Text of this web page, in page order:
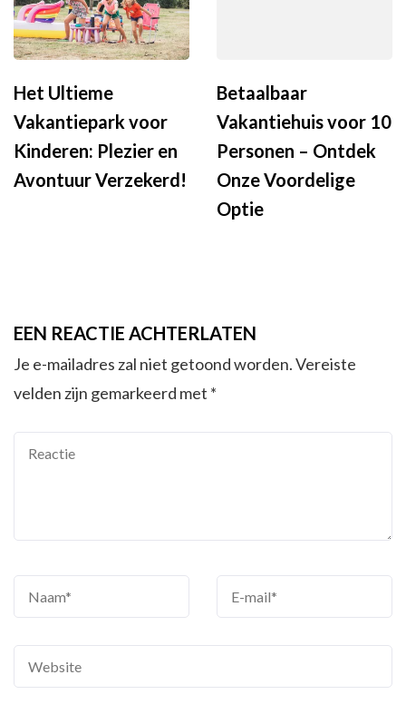
Het Ultieme
Vakantiepark voor
Kinderen: Plezier en
Avontuur Verzekerd!
Betaalbaar
Vakantiehuis voor 10
Personen – Ontdek
Onze Voordelige
Optie
EEN REACTIE ACHTERLATEN
Je e-mailadres zal niet getoond worden.Vereiste
velden zijn gemarkeerd met *